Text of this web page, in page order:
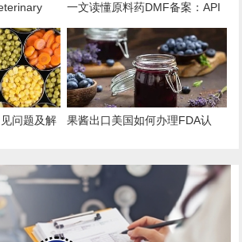
理指南
一文读懂原料药DMF备案：API
出口的“身份证”与“通行证”
问题及解
果酱出口美国如何办理FDA认